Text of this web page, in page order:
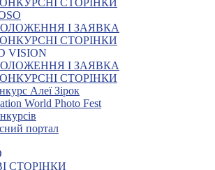
СТОРІНКИ
І ЗАЯВКА
СТОРІНКИ
VISION
І ЗАЯВКА
СТОРІНКИ
Алеї Зірок
World Photo Fest
портал
СТОРІНКИ